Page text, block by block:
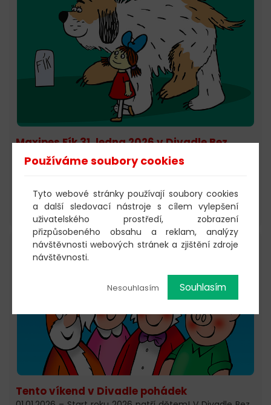
Maxipes Fík 31. ledna 2026 v Divadle Bez
zábradlí Praha
03.01.2026 – Škola, cirkus i cesta kolem světa!
sobotu 31. ledna 2026 od 11.00 hod. v Divadle Bez
zábradlí. Přijďte zažít velká dobrodružství neobyčejného
psa, který trošku víc vyrostl.
Tento víkend v Divadle pohádek
Používáme soubory cookies
Tyto webové stránky používají soubory cookies
a další sledovací nástroje s cílem vylepšení
uživatelského prostředí, zobrazení
přizpůsobeného obsahu a reklam, analýzy
návštěvnosti webových stránek a zjištění zdroje
návštěvnosti.
Nesouhlasím Souhlasím